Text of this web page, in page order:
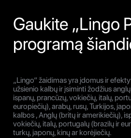
Gaukite „Lingo
programą
„Lingo“ žaidimas yra įdomus ir
užsienio kalbų ir įsiminti žodžius
ispanų, prancūzų, vokiečių, italų,
europiečių), arabų, rusų, Turkijos,
kalbos , Anglų (britų ir amerikiečių),
vokiečių, italų, portugalų (brazilų ir
turkų, japonų, kinų ar korėjiečių.